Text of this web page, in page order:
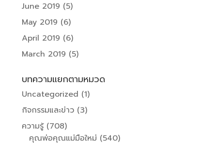
June 2019 (5)
May 2019 (6)
April 2019 (6)
March 2019 (5)
บทความแยกตามหมวด
Uncategorized (1)
กิจกรรมและข่าว(3)
ความรู้(708)
คุณพ่อคุณแม่มือใหม่ (540)